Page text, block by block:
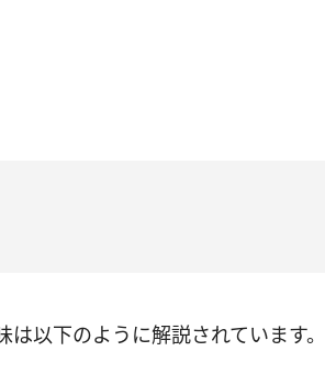
以下のように解説されています。